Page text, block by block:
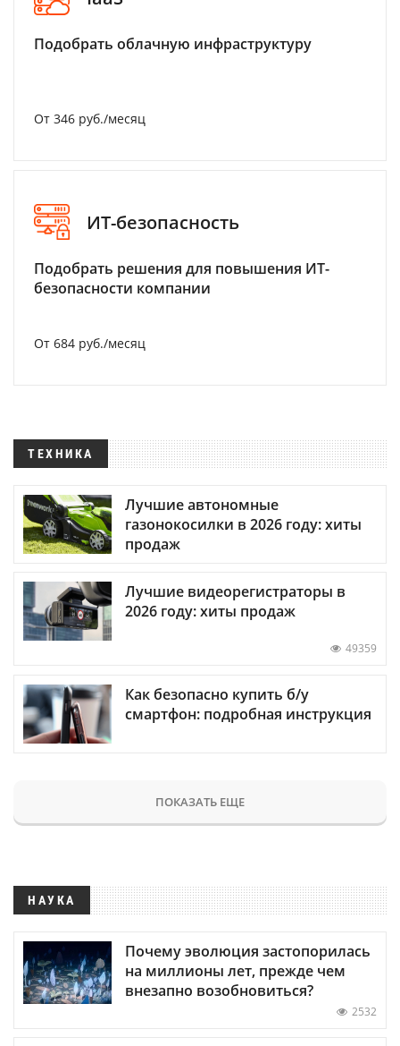
Подобрать облачную инфраструктуру
От 346 руб./месяц
ИТ-безопасность
Подобрать решения для повышения ИТ-
безопасности компании
От 684 руб./месяц
ТЕХНИКА
Лучшие автономные
газонокосилки в 2026 году: хиты
продаж
Лучшие видеорегистраторы в
2026 году: хиты продаж
49359
Как безопасно купить б/у
смартфон: подробная инструкция
ПОКАЗАТЬ ЕЩЕ
НАУКА
Почему эволюция застопорилась
на миллионы лет, прежде чем
внезапно возобновиться?
2532